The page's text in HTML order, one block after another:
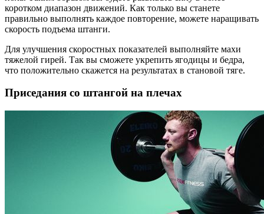
коротком диапазон движений. Как только вы станете
правильно выполнять каждое повторение, можете наращивать
скорость подъема штанги.
Для улучшения скоростных показателей выполняйте махи
тяжелой гирей. Так вы сможете укрепить ягодицы и бедра,
что положительно скажется на результатах в становой тяге.
Приседания со штангой на плечах